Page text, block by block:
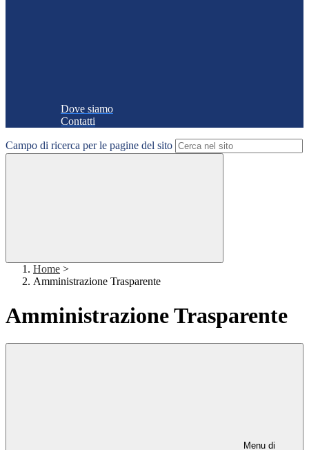
Dove siamo
Contatti
Campo di ricerca per le pagine del sito
Home >
Amministrazione Trasparente
Amministrazione Trasparente
Menu di